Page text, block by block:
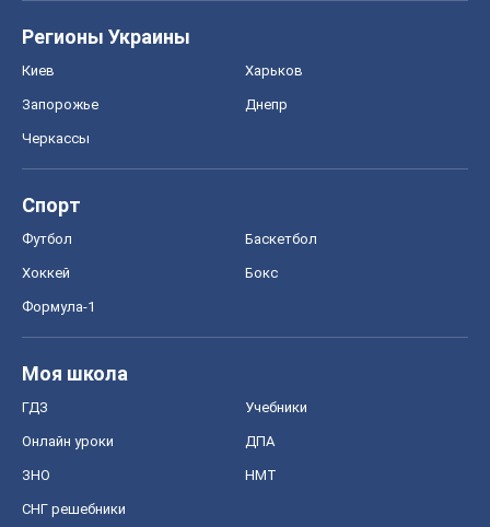
Регионы Украины
Киев Харьков
Запорожье Днепр
Черкассы
Спорт
Футбол Баскетбол
Хоккей Бокс
Формула-1
Моя школа
ГДЗ Учебники
Онлайн уроки ДПА
ЗНО НМТ
СНГ решебники